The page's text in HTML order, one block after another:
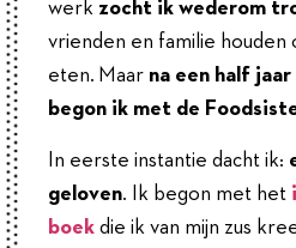
werk zocht ik wederom
vrienden en familie
eten. Maar na een half
begon ik met de
In eerste instantie dacht ik:
geloven. Ik begon met het
boek die ik van mijn zus